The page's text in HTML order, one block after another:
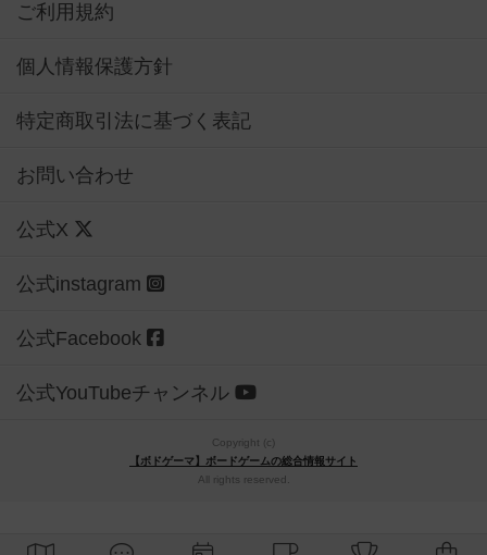
ご利用規約
個人情報保護方針
特定商取引法に基づく表記
お問い合わせ
公式X
公式instagram
公式Facebook
公式YouTubeチャンネル
Copyright (c)
【ボドゲーマ】ボードゲームの総合情報サイト
All rights reserved.